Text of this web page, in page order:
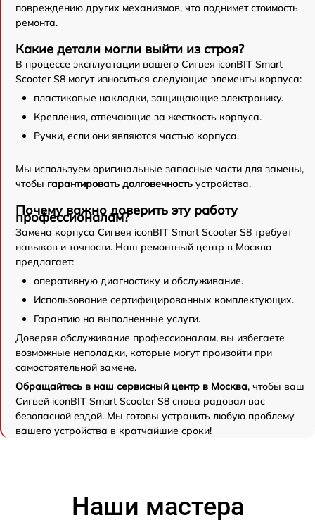
повреждению других механизмов, что поднимет стоимость
ремонта.
Какие детали могли выйти из строя?
В процессе эксплуатации вашего Сигвея iconBIT Smart
Scooter S8 могут износиться следующие элементы корпуса:
пластиковые накладки, защищающие электронику.
Крепления, отвечающие за жесткость корпуса.
Ручки, если они являются частью корпуса.
Мы используем оригинальные запасные части для замены,
чтобы гарантировать долговечность устройства.
Почему важно доверить эту работу
профессионалам?
Замена корпуса Сигвея iconBIT Smart Scooter S8 требует
навыков и точности. Наш ремонтный центр в Москва
предлагает:
оперативную диагностику и обслуживание.
Использование сертифицированных комплектующих.
Гарантию на выполненные услуги.
Доверяя обслуживание профессионалам, вы избегаете
возможные неполадки, которые могут произойти при
самостоятельной замене.
Обращайтесь в наш сервисный центр в Москва, чтобы ваш
Сигвей iconBIT Smart Scooter S8 снова радовал вас
безопасной ездой. Мы готовы устранить любую проблему
вашего устройства в кратчайшие сроки!
Наши мастера